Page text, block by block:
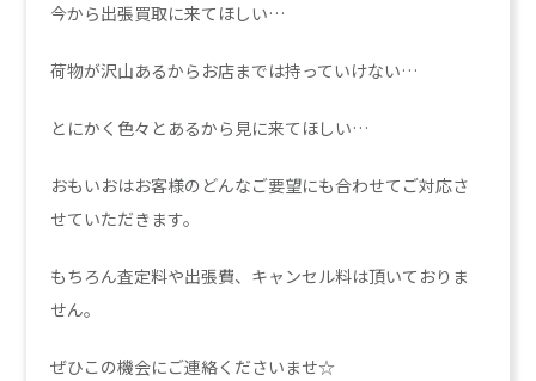
今から出張買取に来てほしい…
荷物が沢山あるからお店までは持っていけない…
とにかく色々とあるから見に来てほしい…
おもいおはお客様のどんなご要望にも合わせてご対応さ
せていただきます。
もちろん査定料や出張費、キャンセル料は頂いておりま
せん。
ぜひこの機会にご連絡くださいませ☆